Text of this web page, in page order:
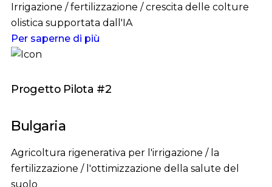
Irrigazione / fertilizzazione / crescita delle colture
olistica supportata dall'IA
Per saperne di più
Progetto Pilota #2
Bulgaria
Agricoltura rigenerativa per l'irrigazione / la
fertilizzazione / l'ottimizzazione della salute del
suolo